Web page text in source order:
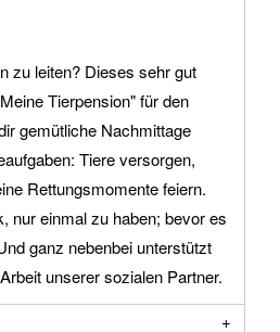
zu leiten? Dieses sehr gut
Tierpension" für den
gemütliche Nachmittage
Tiere versorgen,
Rettungsmomente feiern.
nur einmal zu haben; bevor es
ganz nebenbei unterstützt
unserer sozialen Partner.